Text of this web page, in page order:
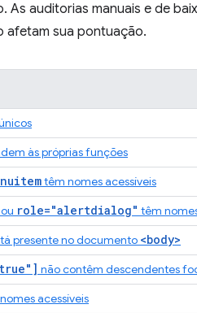
As auditorias manuais e de
afetam sua pontuação.
às próprias funções
têm nomes acessíveis
ou role="alertdialog" têm
presente no documento <body>
não contêm descendentes
acessíveis